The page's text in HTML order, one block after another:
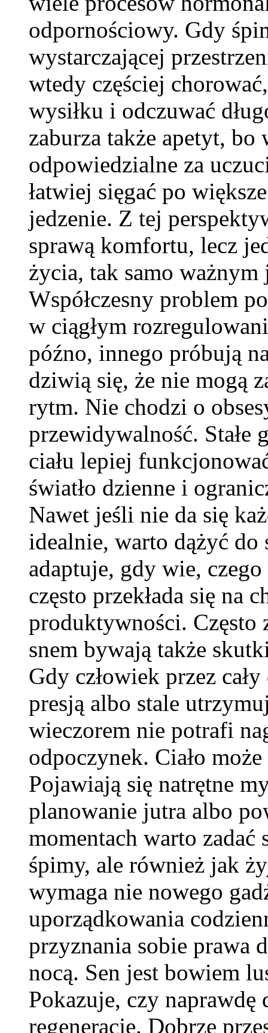
odpornościowy. Gdy
wystarczającej
wtedy częściej
wysiłku i odczuwać
zaburza także apetyt, bo
odpowiedzialne za
łatwiej sięgać po
jedzenie. Z tej
sprawą komfortu, lecz
życia, tak samo
Współczesny problem
w ciągłym
późno, innego próbują
dziwią się, że nie mogą
rytm. Nie chodzi o
przewidywalność. Stałe
ciału lepiej
światło dzienne i
Nawet jeśli nie da się
idealnie, warto dążyć do
adaptuje, gdy wie,
często przekłada się na
produktywności. Często
snem bywają także
Gdy człowiek przez
presją albo stale
wieczorem nie potrafi
odpoczynek. Ciało
Pojawiają się natrętne
planowanie jutra albo
momentach warto
śpimy, ale również jak
wymaga nie nowego
uporządkowania
przyznania sobie prawa
nocą. Sen jest bowiem
Pokazuje, czy naprawdę
regenerację. Dobrze